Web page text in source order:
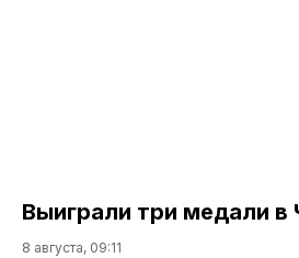
Выиграли три медали в
8 августа, 09:11